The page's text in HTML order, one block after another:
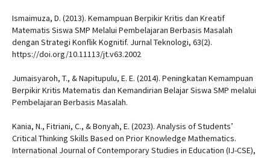
Ismaimuza, D. (2013). Kemampuan Berpikir Kritis dan Kreatif
Matematis Siswa SMP Melalui Pembelajaran Berbasis Masalah
dengan Strategi Konflik Kognitif. Jurnal Teknologi, 63(2).
https://doi.org/10.11113/jt.v63.2002
Jumaisyaroh, T., & Napitupulu, E. E. (2014). Peningkatan Kemampuan
Berpikir Kritis Matematis dan Kemandirian Belajar Siswa SMP melalui
Pembelajaran Berbasis Masalah.
Kania, N., Fitriani, C., & Bonyah, E. (2023). Analysis of Students’
Critical Thinking Skills Based on Prior Knowledge Mathematics.
International Journal of Contemporary Studies in Education (IJ-CSE),